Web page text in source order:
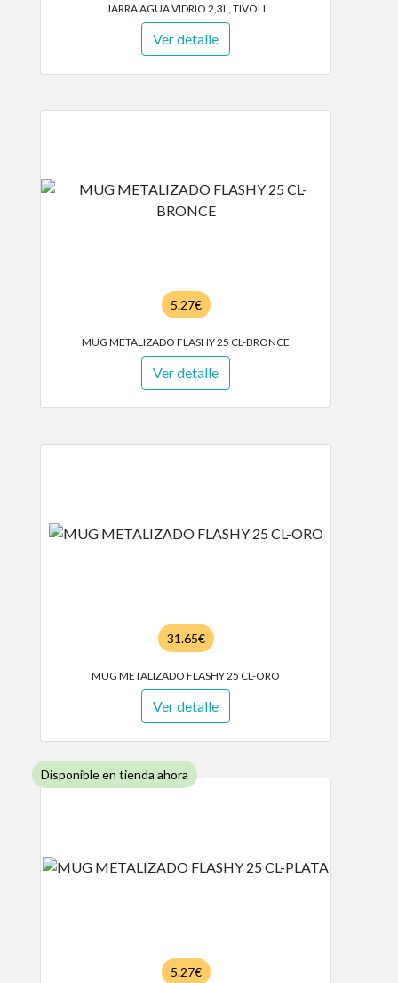
JARRA AGUA VIDRIO 2,3L, TIVOLI
Ver detalle
5.27€
MUG METALIZADO FLASHY 25 CL-BRONCE
Ver detalle
31.65€
MUG METALIZADO FLASHY 25 CL-ORO
Ver detalle
Disponible en tienda ahora
5.27€